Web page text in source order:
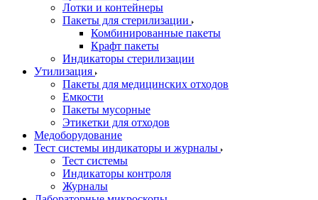
Лотки и контейнеры
Пакеты для стерилизации
Комбинированные пакеты
Крафт пакеты
Индикаторы стерилизации
Утилизация
Пакеты для медицинских отходов
Емкости
Пакеты мусорные
Этикетки для отходов
Медоборудование
Тест системы индикаторы и журналы
Тест системы
Индикаторы контроля
Журналы